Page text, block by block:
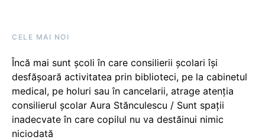
CELE MAI NOI
Încă mai sunt școli în care consilierii școlari își
desfășoară activitatea prin biblioteci, pe la cabinetul
medical, pe holuri sau în cancelarii, atrage atenția
consilierul școlar Aura Stănculescu / Sunt spații
inadecvate în care copilul nu va destăinui nimic
niciodată